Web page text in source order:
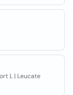
L | Leucate